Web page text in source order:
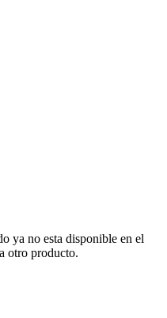
ya no esta disponible en el
otro producto.